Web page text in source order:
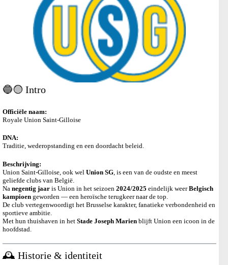
🔵🟡 Intro
Officiële naam:
Royale Union Saint-Gilloise
DNA:
Traditie, wederopstanding en een doordacht beleid.
Beschrijving:
Union Saint-Gilloise, ook wel Union SG , is een van de oudste en meest
geliefde clubs van België.
Na negentig jaar is Union in het seizoen 2024/2025 eindelijk weerBelgisch
kampioen geworden — een heroïsche terugkeer naar de top.
De club vertegenwoordigt het Brusselse karakter, fanatieke verbondenheid en
sportieve ambitie.
Met hun thuishaven in het Stade Joseph Marien blijft Union een icoon in de
hoofdstad.
🕰️ Historie & identiteit